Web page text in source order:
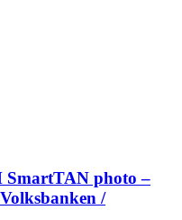
SmartTAN photo –
/